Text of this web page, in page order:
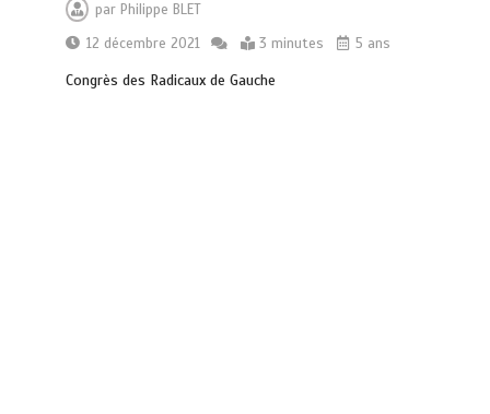
parPhilippe BLET
12 décembre 2021
3 minutes 5 ans
Congrès des Radicaux de Gauche